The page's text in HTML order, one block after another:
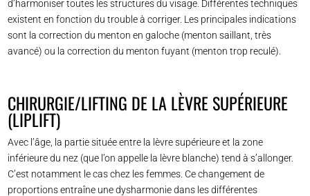
d’harmoniser toutes les structures du visage. Différentes techniques
existent en fonction du trouble à corriger. Les principales indications
sont la correction du menton en galoche (menton saillant, très
avancé) ou la correction du menton fuyant (menton trop reculé).
CHIRURGIE/LIFTING DE LA LÈVRE SUPÉRIEURE
(LIPLIFT)
Avec l’âge, la partie située entre la lèvre supérieure et la zone
inférieure du nez (que l’on appelle la lèvre blanche) tend à s’allonger.
C’est notamment le cas chez les femmes. Ce changement de
proportions entraîne une dysharmonie dans les différentes